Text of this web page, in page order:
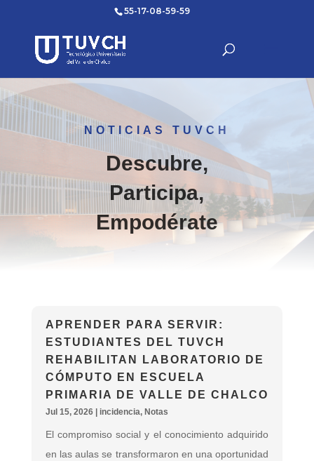
55-17-08-59-59
NOTICIAS TUVCH
Descubre,
Participa,
Empodérate
APRENDER PARA SERVIR:
ESTUDIANTES DEL TUVCH
REHABILITAN LABORATORIO DE
CÓMPUTO EN ESCUELA
PRIMARIA DE VALLE DE CHALCO
Jul 15, 2026| incidencia, Notas
El compromiso social y el conocimiento adquirido
en las aulas se transformaron en una oportunidad